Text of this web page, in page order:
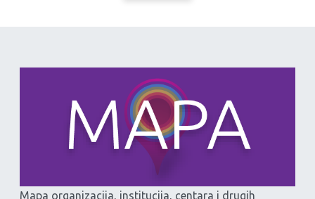
Mapa organizacija, institucija, centara i drugih